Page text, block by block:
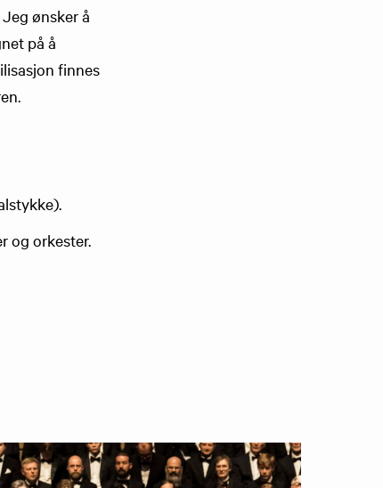
ønsker å
på å
finnes
og orkester.